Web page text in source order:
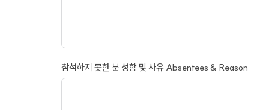
참석하지 못한 분 성함 및 사유 Absentees & Reason